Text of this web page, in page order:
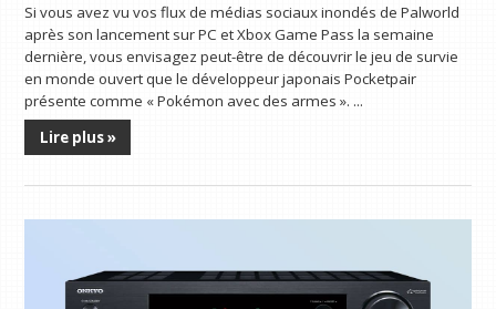
Si vous avez vu vos flux de médias sociaux inondés de Palworld
après son lancement sur PC et Xbox Game Pass la semaine
dernière, vous envisagez peut-être de découvrir le jeu de survie
en monde ouvert que le développeur japonais Pocketpair
présente comme « Pokémon avec des armes ». ...
Lire plus »